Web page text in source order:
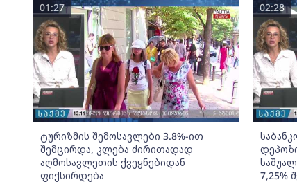
ტურიზმის შემოსავლები 3.8%-ით
შემცირდა, კლება ძირითადად
აღმოსავლეთის ქვეყნებიდან
ფიქსირდება
01:27
7,25%
02:28